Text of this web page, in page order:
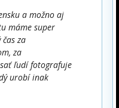
a možno aj
máme super
za
za
ľudí fotografuje
urobí inak